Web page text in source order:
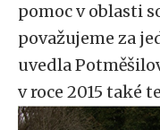
pomoc v oblasti
považujeme za
uvedla
v roce 2015 také